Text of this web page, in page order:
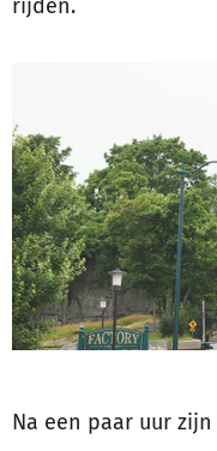
rijden.
Na een paar uur